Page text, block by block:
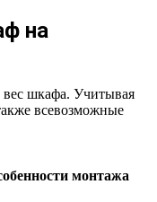
на
вес шкафа. Учитывая
всевозможные
монтажа